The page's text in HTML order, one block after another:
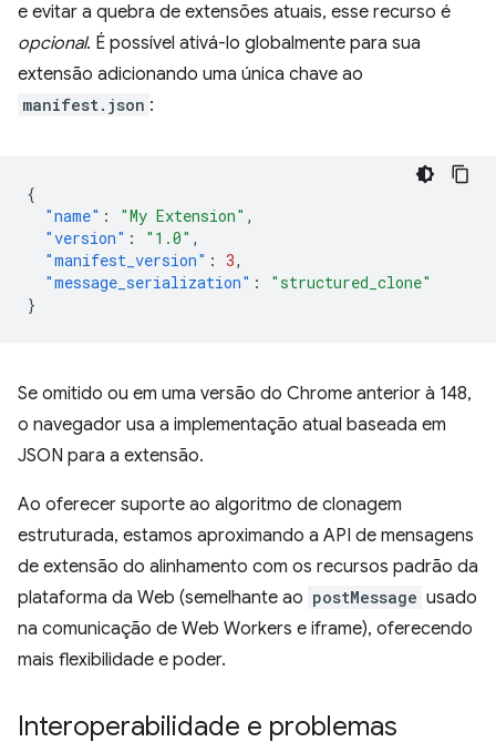
e evitar a quebra de extensões atuais, esse recurso é
opcional. É possível ativá-lo globalmente para sua
extensão adicionando uma única chave ao
manifest.json :
{
"name" : "My Extension" ,
"version" : "1.0" ,
"manifest_version" : 3,
"message_serialization" :
"structured_clone"
}
Se omitido ou em uma versão do Chrome anterior à 148,
o navegador usa a implementação atual baseada em
JSON para a extensão.
Ao oferecer suporte ao algoritmo de clonagem
estruturada, estamos aproximando a API de mensagens
de extensão do alinhamento com os recursos padrão da
plataforma da Web (semelhante ao postMessage usado
na comunicação de Web Workers e iframe), oferecendo
mais flexibilidade e poder.
Interoperabilidade e problemas